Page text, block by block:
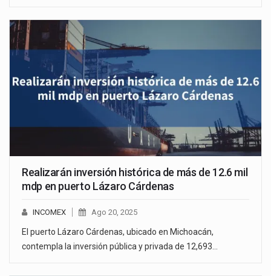
Realizarán inversión histórica de más de 12.6 mil
mdp en puerto Lázaro Cárdenas
INCOMEX Ago 20, 2025
El puerto Lázaro Cárdenas, ubicado en Michoacán,
contempla la inversión pública y privada de 12,693…